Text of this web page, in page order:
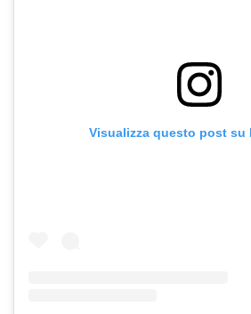
Visualizza questo post su